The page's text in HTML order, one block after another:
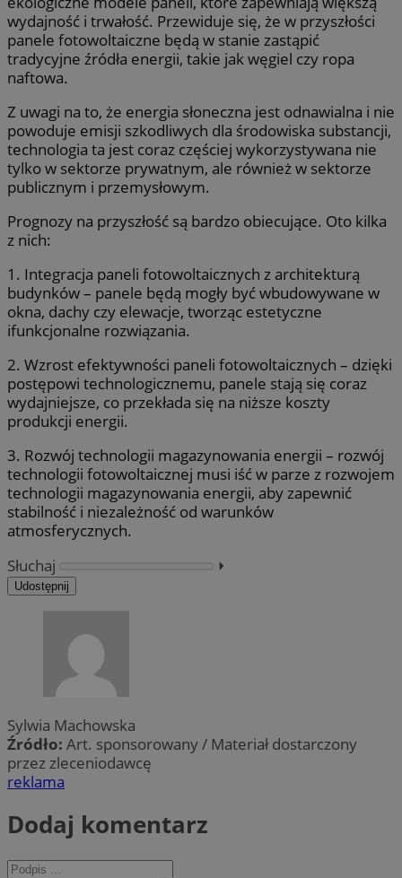
wydajność i trwałość. Przewiduje się, że w przyszłości
panele fotowoltaiczne będą w stanie zastąpić
tradycyjne źródła energii, takie jak węgiel czy ropa
naftowa.
Z uwagi na to, że energia słoneczna jest odnawialna i nie
powoduje emisji szkodliwych dla środowiska substancji,
technologia ta jest coraz częściej wykorzystywana nie
tylko w sektorze prywatnym, ale również w sektorze
publicznym i przemysłowym.
Prognozy na przyszłość są bardzo obiecujące. Oto kilka
z nich:
1. Integracja paneli fotowoltaicznych z architekturą
budynków – panele będą mogły być wbudowywane w
okna, dachy czy elewacje, tworząc estetyczne
ifunkcjonalne rozwiązania.
2. Wzrost efektywności paneli fotowoltaicznych – dzięki
postępowi technologicznemu, panele stają się coraz
wydajniejsze, co przekłada się na niższe koszty
produkcji energii.
3. Rozwój technologii magazynowania energii – rozwój
technologii fotowoltaicznej musi iść w parze z rozwojem
technologii magazynowania energii, aby zapewnić
stabilność i niezależność od warunków
atmosferycznych.
Słuchaj
⏵︎
Udostępnij
Sylwia Machowska
Źródło: Art. sponsorowany / Materiał dostarczony
przez zleceniodawcę
reklama
Dodaj komentarz